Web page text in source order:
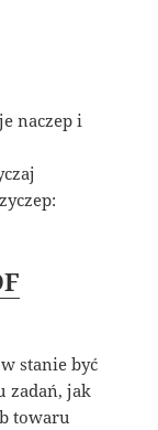
naczep i
stanie być
zadań, jak
towaru